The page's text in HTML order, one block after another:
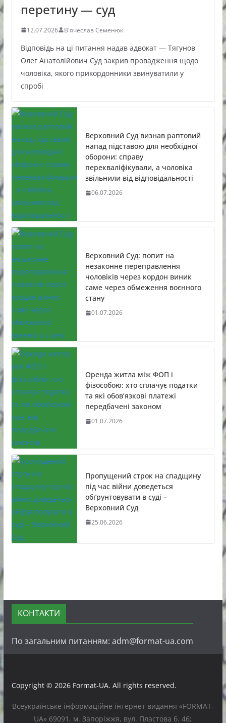
перетину — суд
12.07.2026 В'ячеслав Семенюк
Відповідь на ці питання надав адвокат — Тягунов
Олег Анатолійович Суд закрив провадження щодо
чоловіка, якого прикордонники звинуватили у
спробі
Верховний Суд визнав раптовий
напад підставою для необхідної
оборони: справу
перекваліфікували, а чоловіка
звільнили від відповідальності
06.07.2026
Верховний Суд: попит на
незаконне переправлення
чоловіків через кордон виник
саме через обмеження воєнного
стану
01.07.2026
Оренда житла між ФОП і
фізособою: хто сплачує податки
та які обов’язкові платежі
передбачені законом
01.07.2026
Пропущений строк на спадщину
під час війни доведеться
обґрунтовувати в суді –
Верховний Суд
25.06.2026
КОНТАКТИ
По загальним питанням: adm@format-ua.com
Copyright © 2026 Format-UA. All rights reserved.
Всеукраїнське інформаційне інтернет видання «FORMAT-
UA» 69091, м. Запоріжжя, вул. Пластова б. 46;